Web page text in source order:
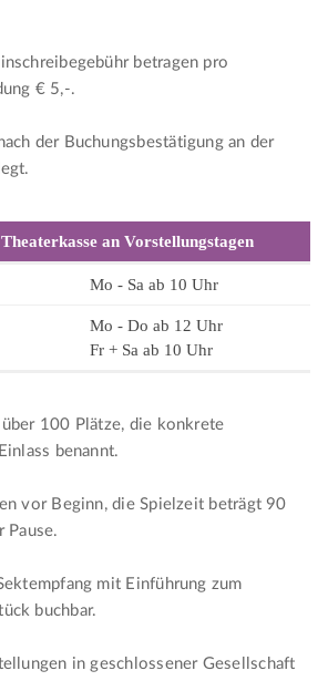
betragen pro
€ 5,-.
der Buchungsbestätigung an der
an Vorstellungstagen
Mo - Sa ab 10 Uhr
Mo - Do ab 12 Uhr
Fr + Sa ab 10 Uhr
100 Plätze, die konkrete
benannt.
vor Beginn, die Spielzeit beträgt 90
Pause.
mit Einführung zum
buchbar.
in geschlossener Gesellschaft